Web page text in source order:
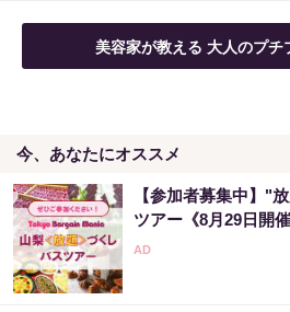
美容家が教える 大人のプチ
今、あなたにオススメ
【参加者募集中】"
ツアー《8月29日開催